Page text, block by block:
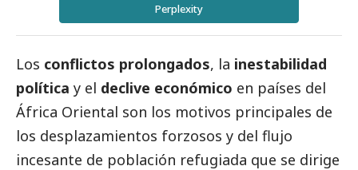
Perplexity
Los conflictos prolongados, la inestabilidad
política y el declive económico en países del
África Oriental son los motivos principales de
los desplazamientos forzosos y del flujo
incesante de población refugiada que se dirige